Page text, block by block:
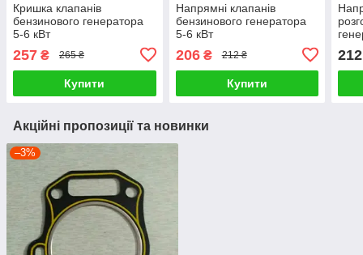
Кришка клапанів
бензинового генератора
5-6 кВт
257 ₴ 265 ₴
Купити
Напрямні клапанів
бензинового генератора
5-6 кВт
206₴ 212 ₴
Купити
212
Акційні пропозиції та новинки
–3%